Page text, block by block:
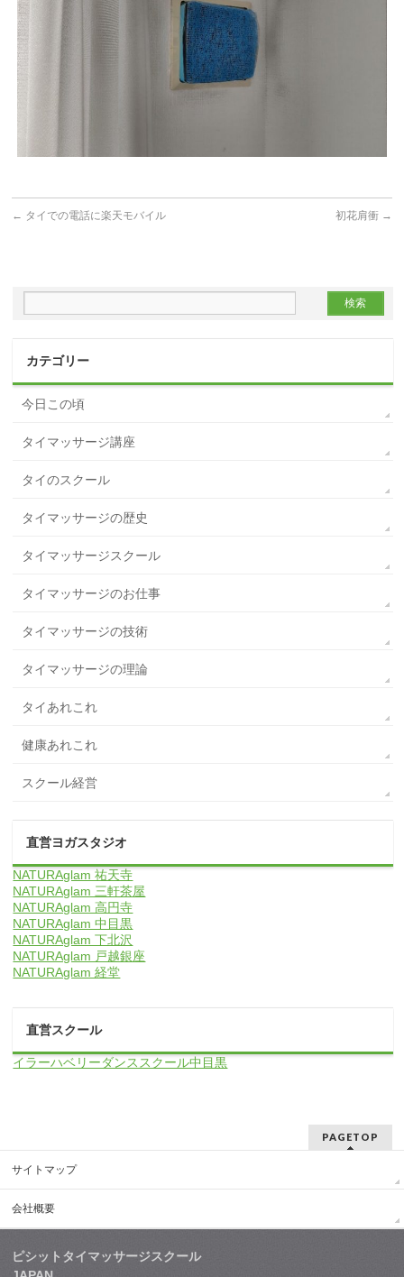
← タイでの電話に楽天モバイル 初花肩衝 →
カテゴリー
今日この頃
タイマッサージ講座
タイのスクール
タイマッサージの歴史
タイマッサージスクール
タイマッサージのお仕事
タイマッサージの技術
タイマッサージの理論
タイあれこれ
健康あれこれ
スクール経営
直営ヨガスタジオ
NATURAglam 祐天寺
NATURAglam 三軒茶屋
NATURAglam 高円寺
NATURAglam 中目黒
NATURAglam 下北沢
NATURAglam 戸越銀座
NATURAglam 経堂
直営スクール
イラーハベリーダンススクール中目黒
PAGETOP
サイトマップ
会社概要
ピシットタイマッサージスクール